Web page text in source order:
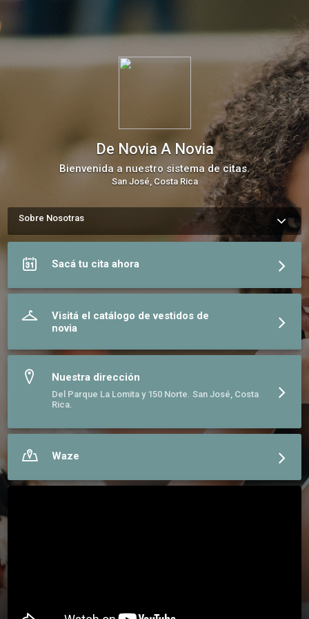
De Novia A Novia
Bienvenida a nuestro sistema de citas.
San José, Costa Rica
Sobre Nosotras
El mundo de los vestidos de novia es tan amplio como novias
diferentes existen. Elige los que te querés venir a probar.
tienda en Rorhmoser, ¡esperando para que vengás por el tuyo!
De Novia a Novia es el único lugar en Costa Rica  donde
grandes descuentos! Conocé por qué somos el sitio preferido
Sacá tu cita ahora
Visitá el catálogo de vestidos de
novia
Nuestra dirección
Del Parque La Lomita y 150 Norte. San José, Costa
Rica.
Waze